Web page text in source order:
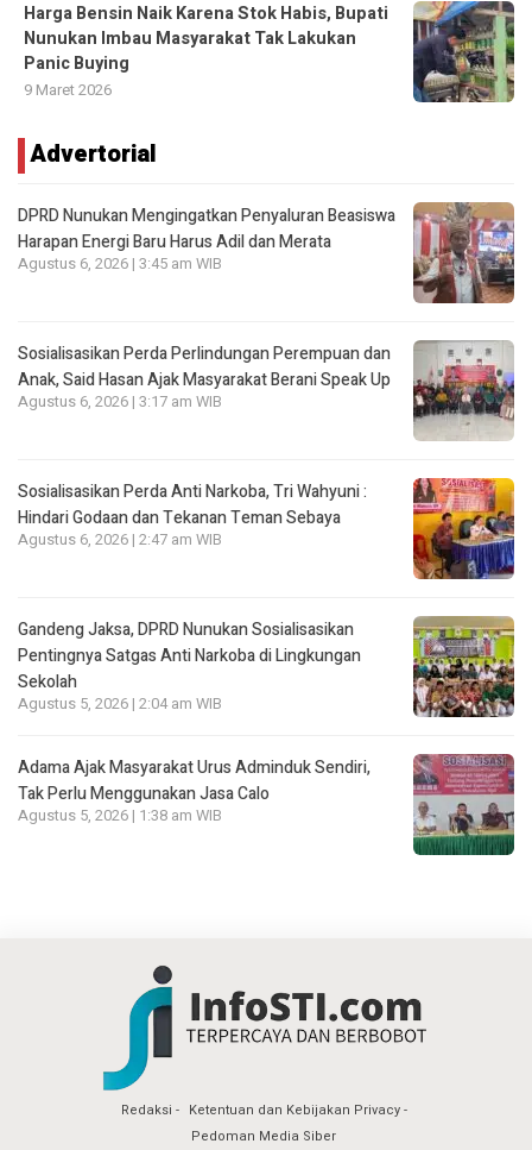
Harga Bensin Naik Karena Stok Habis, Bupati
Nunukan Imbau Masyarakat Tak Lakukan
Panic Buying
9 Maret 2026
Advertorial
DPRD Nunukan Mengingatkan Penyaluran Beasiswa
Harapan Energi Baru Harus Adil dan Merata
Agustus 6, 2026 | 3:45 am WIB
Sosialisasikan Perda Perlindungan Perempuan dan
Anak, Said Hasan Ajak Masyarakat Berani Speak Up
Agustus 6, 2026 | 3:17 am WIB
Sosialisasikan Perda Anti Narkoba, Tri Wahyuni :
Hindari Godaan dan Tekanan Teman Sebaya
Agustus 6, 2026 | 2:47 am WIB
Gandeng Jaksa, DPRD Nunukan Sosialisasikan
Pentingnya Satgas Anti Narkoba di Lingkungan
Sekolah
Agustus 5, 2026 | 2:04 am WIB
Adama Ajak Masyarakat Urus Adminduk Sendiri,
Tak Perlu Menggunakan Jasa Calo
Agustus 5, 2026 | 1:38 am WIB
Redaksi
Ketentuan dan Kebijakan Privacy
Pedoman Media Siber